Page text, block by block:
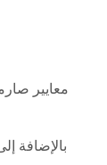
بالإضافة